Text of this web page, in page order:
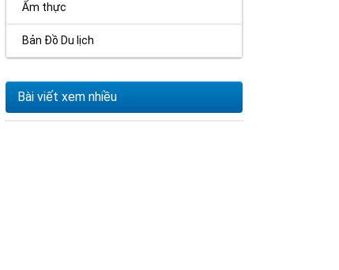
Ẩm thực
Bản Đồ Du lịch
Bài viết xem nhiều